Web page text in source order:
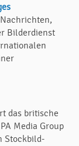
Bilderdienst
das britische
Media Group
Stockbild-